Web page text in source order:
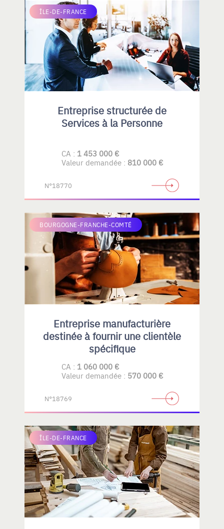
ÎLE-DE-FRANCE
Entreprise structurée de
Services à la Personne
CA : 1 453 000 €
Valeur demandée : 810 000 €
N°18770
BOURGOGNE-FRANCHE-COMTÉ
Entreprise manufacturière
destinée à fournir une clientèle
spécifique
CA : 1 060 000 €
Valeur demandée : 570 000 €
N°18769
ÎLE-DE-FRANCE